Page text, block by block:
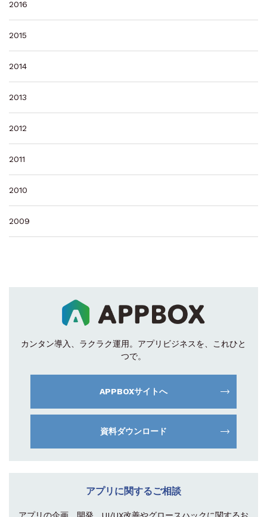
2016
2015
2014
2013
2012
2011
2010
2009
カンタン導入、ラクラク運用。 アプリビジネスを、これひと
つで。
APPBOXサイトへ
資料ダウンロード
アプリに関するご相談